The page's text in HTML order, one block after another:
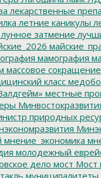
лекарственные
летние каникулы
лунное затмение
мамография
массовое сокращение
класс
местные
природных
мнение_экономика
молодежный
дело мост Мост